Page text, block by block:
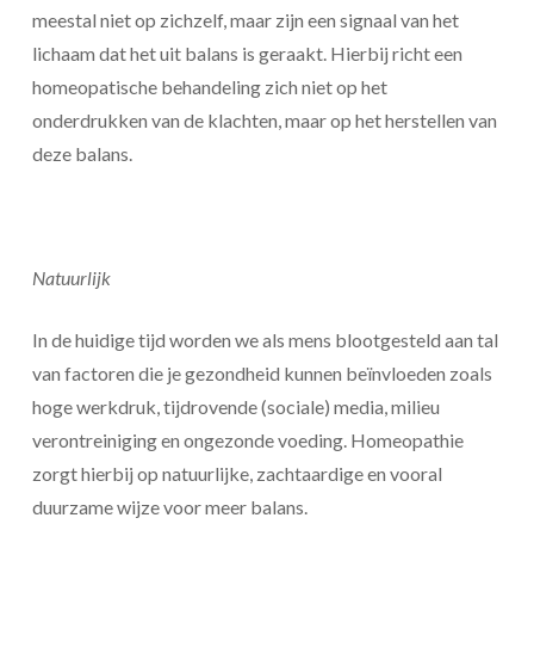
meestal niet op zichzelf, maar zijn een signaal van het
lichaam dat het uit balans is geraakt. Hierbij richt een
homeopatische behandeling zich niet op het
onderdrukken van de klachten, maar op het herstellen van
deze balans.
Natuurlijk
In de huidige tijd worden we als mens blootgesteld aan tal
van factoren die je gezondheid kunnen beïnvloeden zoals
hoge werkdruk, tijdrovende (sociale) media, milieu
verontreiniging en ongezonde voeding. Homeopathie
zorgt hierbij op natuurlijke, zachtaardige en vooral
duurzame wijze voor meer balans.